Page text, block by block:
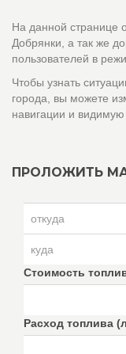
На данной странице
Добрянки, а так же
пользователей в
Чтобы узнать
города, вы можете
навигации и видимую
ПРОЛОЖИТЬ
Стоимость
Расход топлива